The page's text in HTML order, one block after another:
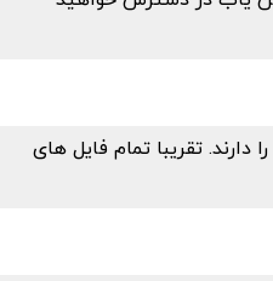
تقریبا تمام فایل های